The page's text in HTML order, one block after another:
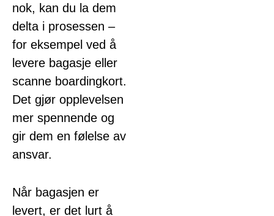
nok, kan du la dem
delta i prosessen –
for eksempel ved å
levere bagasje eller
scanne boardingkort.
Det gjør opplevelsen
mer spennende og
gir dem en følelse av
ansvar.
Når bagasjen er
levert, er det lurt å